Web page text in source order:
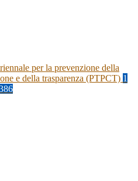
per la prevenzione della
e della trasparenza (PTPCT) 1